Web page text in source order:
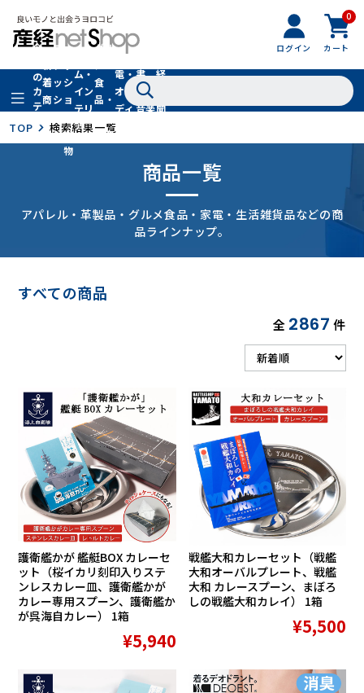
ログイン
0
カート
全
の
カ
テ
リ
着
商
品
フ
ッ
シ
ョ
ン
フ
ァ
シ
ョ
ン
小
物
ム・
イン
テリ
ア
グル
食
品・
ドリ
ンク
家
電・
オー
ディ
オ
書
籍・
音楽
経
聞
TOP 検索結果一覧
商品一覧
アパレル・革製品・グルメ食品・家電・生活雑貨品などの商
品ラインナップ。
すべての商品
全 2867 件
護衛艦かが 艦艇BOX カレーセ
ット（桜イカリ刻印入りステ
ンレスカレー皿、護衛艦かが
カレー専用スプーン、護衛艦か
が呉海自カレー） 1箱
¥5,940
戦艦大和カレーセット（戦艦
大和オーバルプレート、戦艦
大和 カレースプーン、まぼろ
しの戦艦大和カレイ） 1箱
¥5,500